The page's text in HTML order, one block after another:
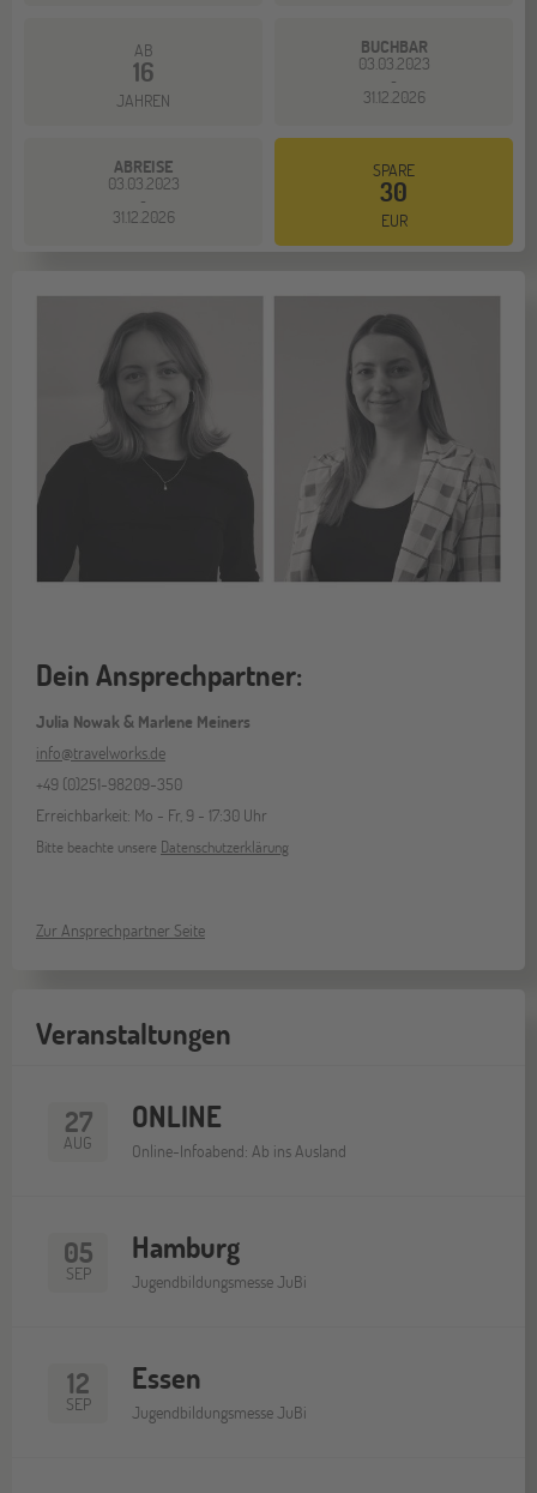
AB
16
JAHREN
BUCHBAR
03.03.2023
-
31.12.2026
ABREISE
03.03.2023
-
31.12.2026
SPARE
30
EUR
Dein Ansprechpartner:
Julia Nowak & Marlene Meiners
info@travelworks.de
+49 (0)251-98209-350
Erreichbarkeit: Mo - Fr, 9 - 17:30 Uhr
Bitte beachte unsere Datenschutzerklärung
Zur Ansprechpartner Seite
Veranstaltungen
27
AUG
ONLINE
Online-Infoabend: Ab ins Ausland
05
SEP
Hamburg
Jugendbildungsmesse JuBi
12
SEP
Essen
Jugendbildungsmesse JuBi